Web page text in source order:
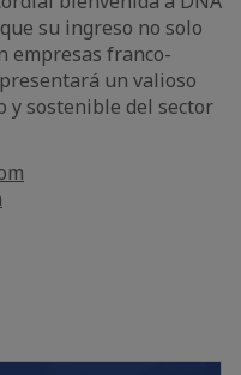
su ingreso no solo
empresas franco-
un valioso
y sostenible del sector